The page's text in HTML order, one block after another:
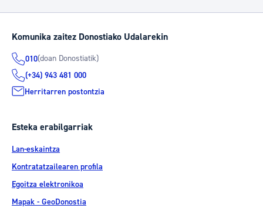
Komunika zaitez Donostiako Udalarekin
010(doan Donostiatik)
(+34) 943 481 000
Herritarren postontzia
Esteka erabilgarriak
Lan-eskaintza
Kontratatzailearen profila
Egoitza elektronikoa
Mapak - GeoDonostia